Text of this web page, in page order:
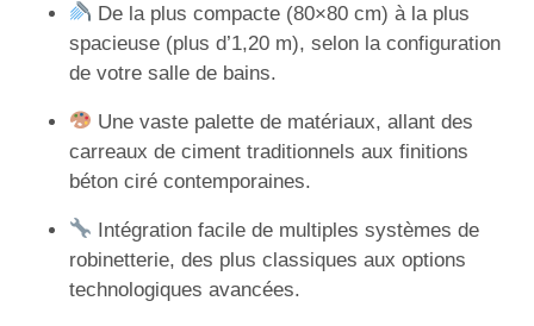
De la plus compacte (80×80 cm) à la plus
spacieuse (plus d’1,20 m), selon la configuration
de votre salle de bains.
Une vaste palette de matériaux, allant des
carreaux de ciment traditionnels aux finitions
béton ciré contemporaines.
Intégration facile de multiples systèmes de
robinetterie, des plus classiques aux options
technologiques avancées.